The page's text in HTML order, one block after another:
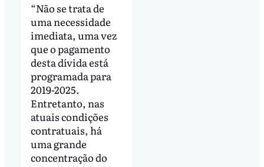
“Não se trata de
uma necessidade
imediata, uma vez
que o pagamento
desta dívida está
programada para
2019-2025.
Entretanto, nas
atuais condições
contratuais, há
uma grande
concentração do